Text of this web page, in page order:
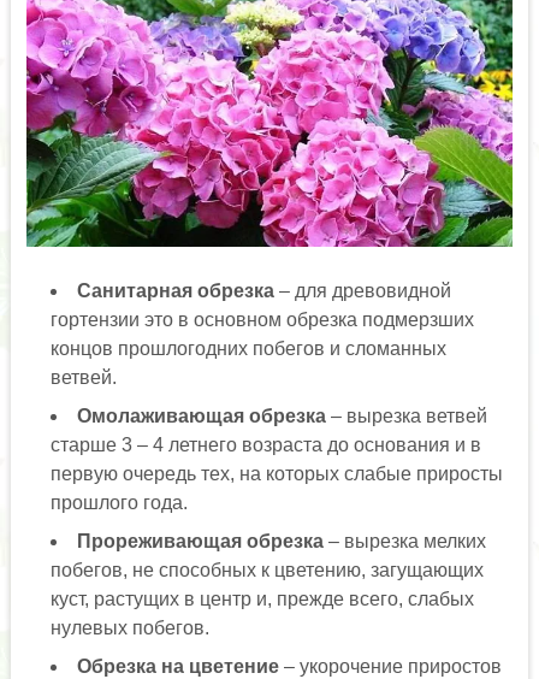
Санитарная обрезка– для древовидной
гортензии это в основном обрезка подмерзших
концов прошлогодних побегов и сломанных
ветвей.
Омолаживающая обрезка– вырезка ветвей
старше 3 – 4 летнего возраста до основания и в
первую очередь тех, на которых слабые приросты
прошлого года.
Прореживающая обрезка– вырезка мелких
побегов, не способных к цветению, загущающих
куст, растущих в центр и, прежде всего, слабых
нулевых побегов.
Обрезка на цветение– укорочение приростов